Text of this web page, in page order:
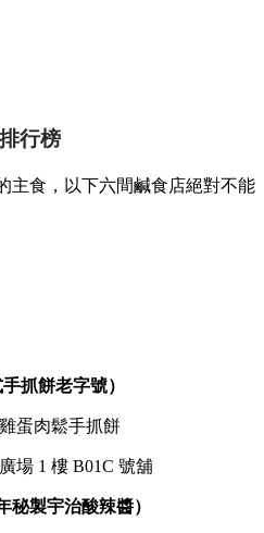
行榜
主食，以下六間鹹食店絕對不能
抓餅老字號）
蛋肉鬆手抓餅
場 1 樓 B01C 號舖
秘製宇治酸辣醬）